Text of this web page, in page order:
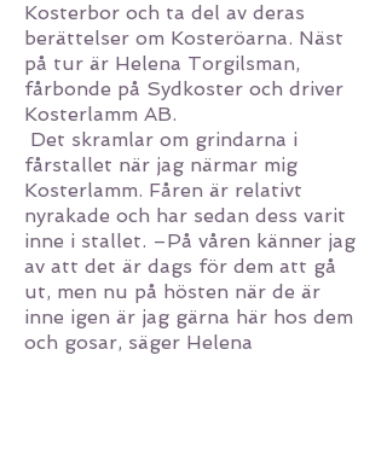
Kosterbor och ta del av deras
berättelser om Kosteröarna. Näst
på tur är Helena Torgilsman,
fårbonde på Sydkoster och driver
Kosterlamm AB.
Det skramlar om grindarna i
fårstallet när jag närmar mig
Kosterlamm. Fåren är relativt
nyrakade och har sedan dess varit
inne i stallet. –På våren känner jag
av att det är dags för dem att gå
ut, men nu på hösten när de är
inne igen är jag gärna här hos dem
och gosar, säger Helena